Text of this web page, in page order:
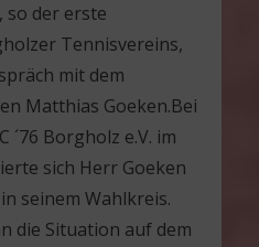
so der erste
Tennisvereins,
mit dem
Matthias Goeken.Bei
´76 Borgholz e.V. im
sich Herr Goeken
seinem Wahlkreis.
die Situation auf dem